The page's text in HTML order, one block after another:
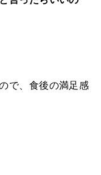
で、食後の満足感